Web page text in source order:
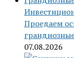
Проедаем
07.08.2026